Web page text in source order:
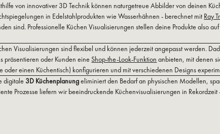
von innovativer 3D Technik können naturgetreue Abbilder von deinen
in Edelstahlprodukten wie Wasserhähnen - berechnet mit Ray
sind. Professionelle Küchen Visualisierungen stellen deine Produkte also
Visualisierungen sind flexibel und können jederzeit angepasst werden.
präsentieren oder Kunden eineShop-the-Look-Funktion anbieten, mit denen
oder einen Küchentisch) konfigurieren und mit verschiedenen Designs
digitale 3D Küchenplanungeliminiert den Bedarf an physischen Modellen,
Prozesse liefern wir beeindruckende Küchenvisualisierungen in